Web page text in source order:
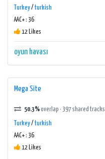
Turkey/ turkish
AAC+ : 36
12 Likes
oyun havası
Mega Site
50.3%overlap · 397 shared tracks
Turkey/ turkish
AAC+ : 36
12 Likes